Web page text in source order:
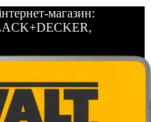
магазин: